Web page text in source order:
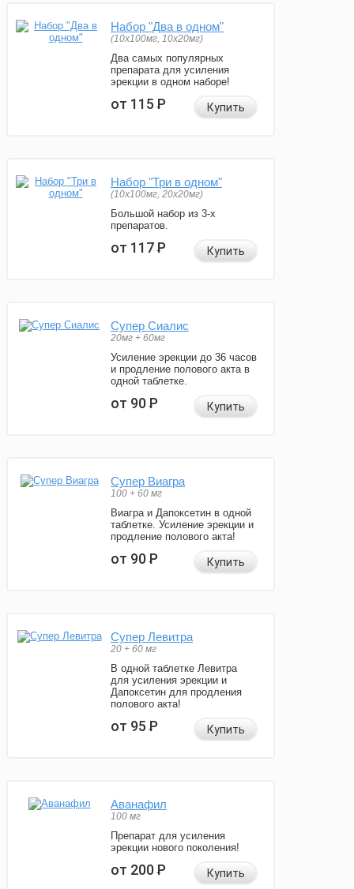
Набор "Два в одном"
(10x100мг, 10x20мг)
Два самых популярных
препарата для усиления
эрекции в одном наборе!
от 115Р Купить
Набор "Три в одном"
(10x100мг, 20x20мг)
Большой набор из 3-х
препаратов.
от 117Р Купить
Супер Сиалис
20мг + 60мг
Усиление эрекции до 36 часов
и продление полового акта в
одной таблетке.
от 90Р Купить
Супер Виагра
100 + 60 мг
Виагра и Дапоксетин в одной
таблетке. Усиление эрекции и
продление полового акта!
от 90Р Купить
Супер Левитра
20 + 60 мг
В одной таблетке Левитра
для усиления эрекции и
Дапоксетин для продления
полового акта!
от 95Р Купить
Аванафил
100 мг
Препарат для усиления
эрекции нового поколения!
от 200Р Купить